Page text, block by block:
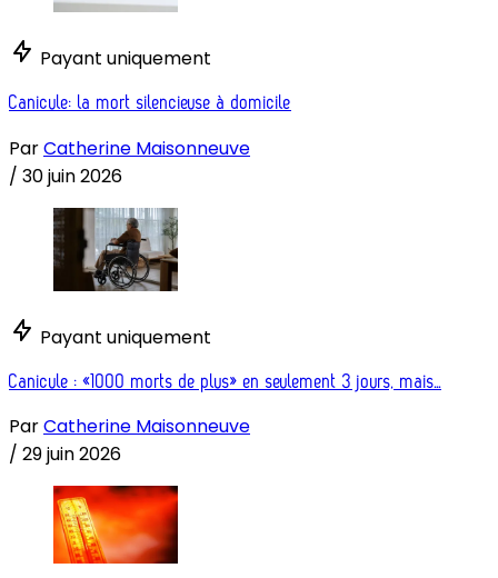
Payant uniquement
Canicule: la mort silencieuse à domicile
ParCatherine Maisonneuve
/ 30 juin 2026
Payant uniquement
Canicule : «1000 morts de plus» en seulement 3 jours, mais...
ParCatherine Maisonneuve
/ 29 juin 2026